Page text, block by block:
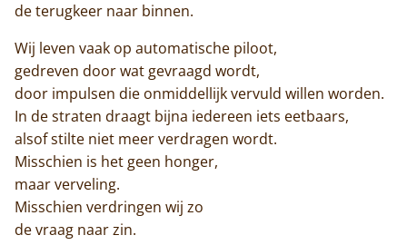
Contact
de terugkeer naar binnen.
Wij leven vaak op automatische piloot,
gedreven door wat gevraagd wordt,
door impulsen die onmiddellijk vervuld willen worden.
In de straten draagt bijna iedereen iets eetbaars,
alsof stilte niet meer verdragen wordt.
Misschien is het geen honger,
maar verveling.
Misschien verdringen wij zo
de vraag naar zin.